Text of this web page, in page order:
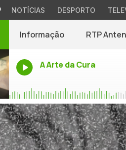
NOTÍCIAS DESPORTO
Informação RTP
A Arte da Cura